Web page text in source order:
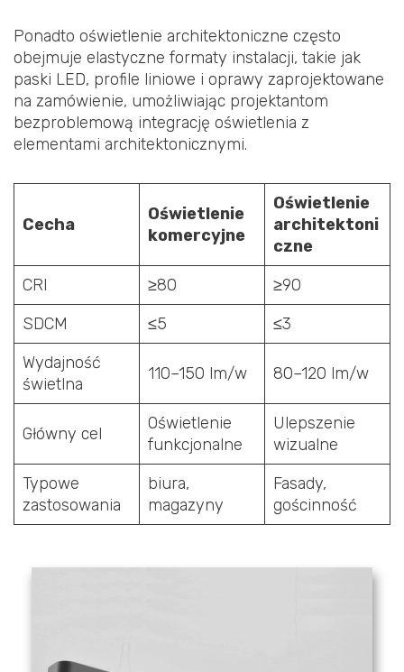
Ponadto oświetlenie architektoniczne często
obejmuje elastyczne formaty instalacji, takie jak
paski LED, profile liniowe i oprawy zaprojektowane
na zamówienie, umożliwiając projektantom
bezproblemową integrację oświetlenia z
elementami architektonicznymi.
Cecha
Oświetlenie
komercyjne
Oświetlenie
architektoni
czne
CRI
≥80
≥90
SDCM
≤5
≤3
Wydajność
świetlna
110–150 lm/w 80–120 lm/w
Główny cel
Oświetlenie
funkcjonalne
Ulepszenie
wizualne
Typowe
zastosowania
biura,
magazyny
Fasady,
gościnność